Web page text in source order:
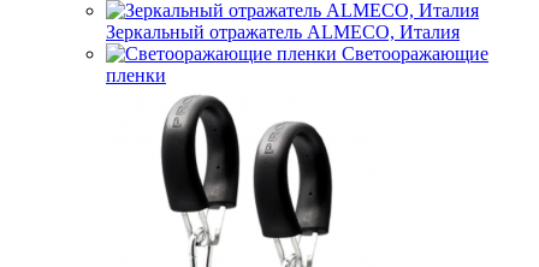
Зеркальный отражатель ALMECO, Италия
Светооражающие
пленки